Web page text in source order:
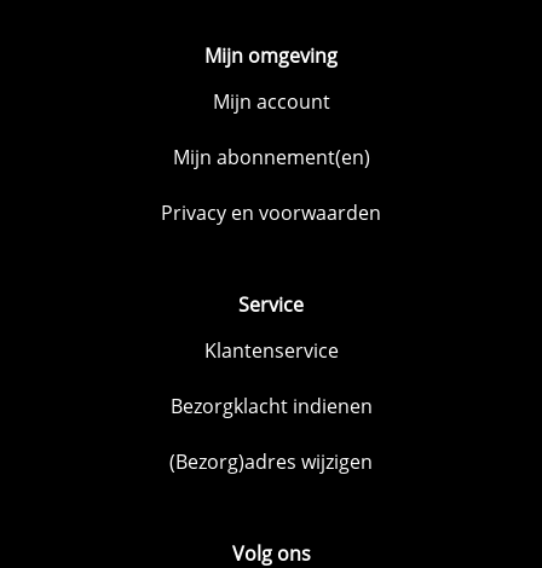
Mijn omgeving
Mijn account
Mijn abonnement(en)
Privacy en voorwaarden
Service
Klantenservice
Bezorgklacht indienen
(Bezorg)adres wijzigen
Volg ons